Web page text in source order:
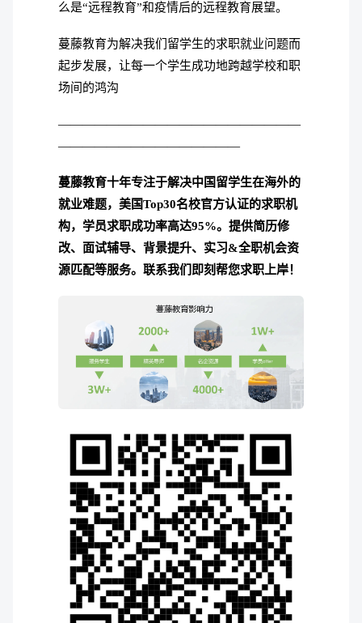
么是“远程教育”和疫情后的远程教育展望。
蔓藤教育为解决我们留学生的求职就业问题而
起步发展，让每一个学生成功地跨越学校和职
场间的鸿沟
————————————————————
———————————————
蔓藤教育十年专注于解决中国留学生在海外的
就业难题，美国Top30名校官方认证的求职机
构，学员求职成功率高达95%。 提供简历修
改、面试辅导、背景提升、实习&全职机会资
源匹配等服务。联系我们即刻帮您求职上岸！